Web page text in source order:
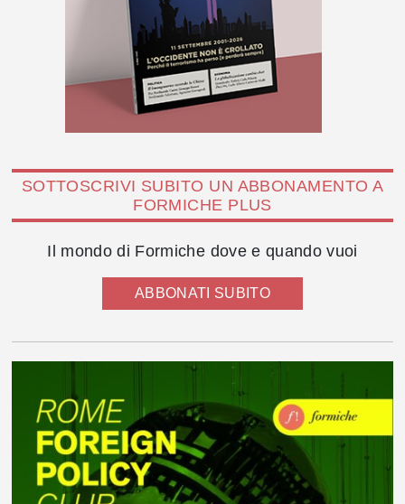
SOTTOSCRIVI SUBITO UN ABBONAMENTO A
FORMICHE PLUS
Il mondo di Formiche dove e quando vuoi
ABBONATI SUBITO